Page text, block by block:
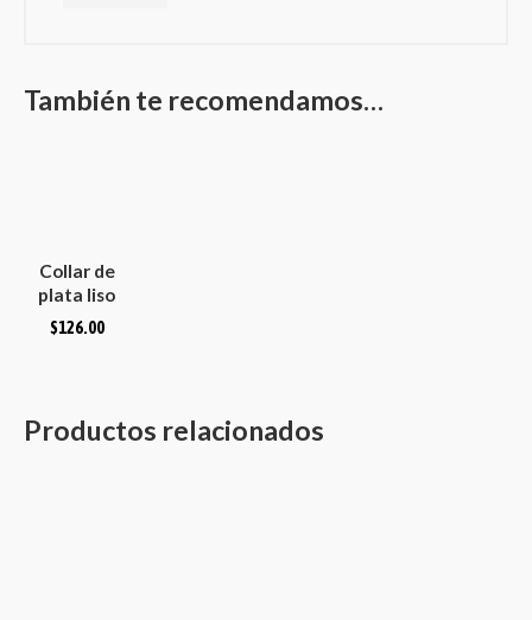
También te recomendamos…
Collar de
plata liso
martillado
convexo
$126.00
Productos relacionados